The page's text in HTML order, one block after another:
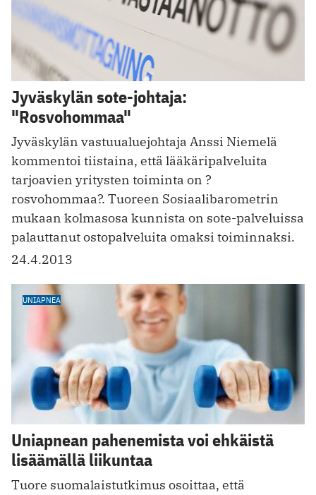
Jyväskylän sote-johtaja:
"Rosvohommaa"
Jyväskylän vastuualuejohtaja Anssi Niemelä
kommentoi tiistaina, että lääkäripalveluita
tarjoavien yritysten toiminta on ?
rosvohommaa?. Tuoreen Sosiaalibarometrin
mukaan kolmasosa kunnista on sote-palveluissa
palauttanut ostopalveluita omaksi toiminnaksi.
24.4.2013
UNIAPNEA
Uniapnean pahenemista voi ehkäistä
lisäämällä liikuntaa
Tuore suomalaistutkimus osoittaa, että